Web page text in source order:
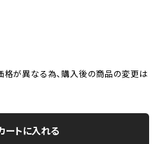
格が異なる為、購入後の商品の変更は
ートに入れる